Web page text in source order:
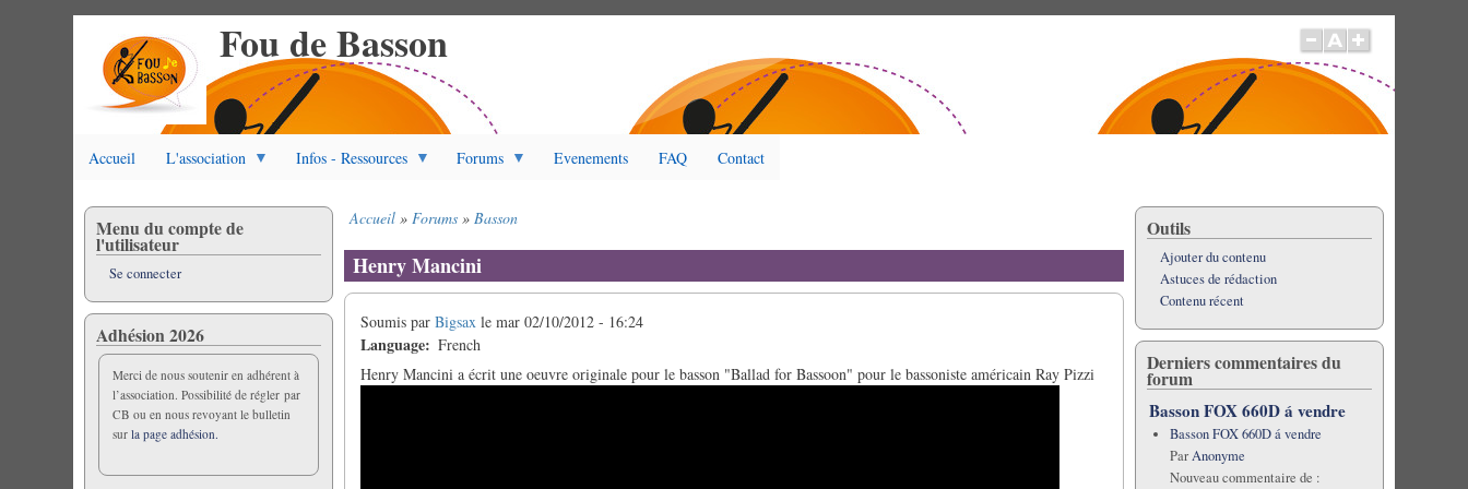
Fou de Basson
Accueil L'association Infos - Ressources Forums Evenements FAQ Contact
d'Ariane
Accueil Forums Basson
Henry Mancini
Soumis parBigsax lemar 02/10/2012 - 16:24
Language
French
Henry Mancini a écrit une oeuvre originale pour le basson "Ballad for Bassoon" pour le bassoniste américain Ray Pizzi
Menu du compte de
l'utilisateur
Se connecter
Adhésion 2026
Merci de nous soutenir en adhérent à
l’association. Possibilité de régler par
CB ou en nous revoyant le bulletin
surla page adhésion.
Outils
Ajouter du contenu
Astuces de rédaction
Contenu récent
Derniers commentaires du
forum
Basson FOX 660D á vendre
Basson FOX 660D á vendre
ParAnonyme
Nouveau commentaire de :